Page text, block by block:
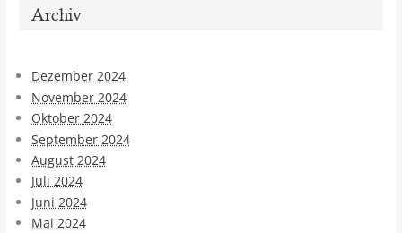
Archiv
Dezember 2024
November 2024
Oktober 2024
September 2024
August 2024
Juli 2024
Juni 2024
Mai 2024